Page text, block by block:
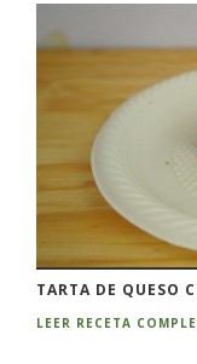
TARTA DE QUESO
LEER RECETA